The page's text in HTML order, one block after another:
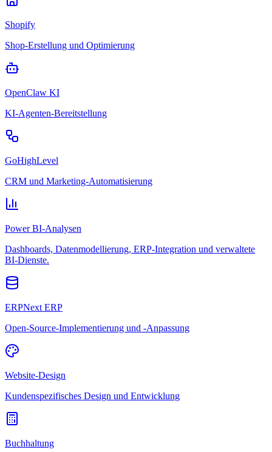
Shopify
Shop-Erstellung und Optimierung
OpenClaw KI
KI-Agenten-Bereitstellung
GoHighLevel
CRM und Marketing-Automatisierung
Power BI-Analysen
Dashboards, Datenmodellierung, ERP-Integration und verwaltete
BI-Dienste.
ERPNext ERP
Open-Source-Implementierung und -Anpassung
Website-Design
Kundenspezifisches Design und Entwicklung
Buchhaltung